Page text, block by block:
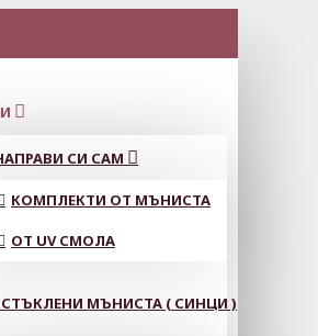
СИ САМ
КОМПЛЕКТИ ОТ МЪНИСТА
ОТ UV СМОЛА
МЪНИСТА ( СИНЦИ )